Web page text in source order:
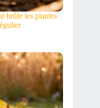
brûle les plantes